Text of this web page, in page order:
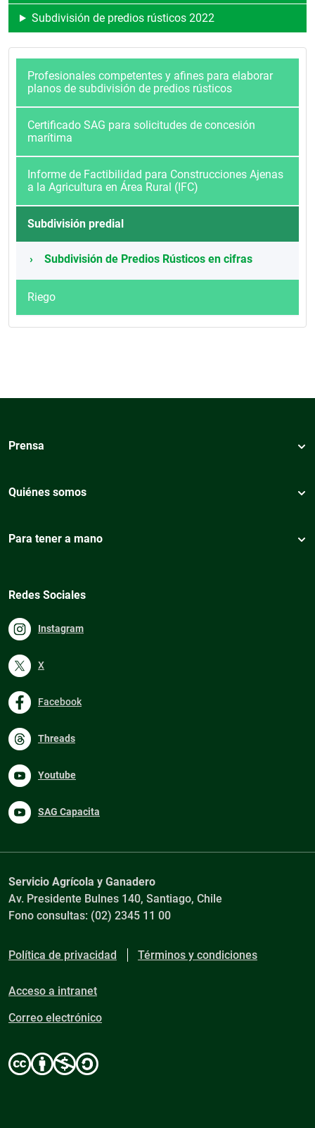
Subdivisión de predios rústicos 2022
Profesionales competentes y afines para elaborar
planos de subdivisión de predios rústicos
Certificado SAG para solicitudes de concesión
marítima
Informe de Factibilidad para Construcciones Ajenas
a la Agricultura en Área Rural (IFC)
Subdivisión predial
Subdivisión de Predios Rústicos en cifras
Riego
Prensa
Quiénes somos
Para tener a mano
Redes Sociales
Instagram
X
Facebook
Threads
Youtube
SAG Capacita
Servicio Agrícola y Ganadero
Av. Presidente Bulnes 140, Santiago, Chile
Fono consultas: (02) 2345 11 00
Política de privacidad Términos y condiciones
Acceso a intranet
Correo electrónico